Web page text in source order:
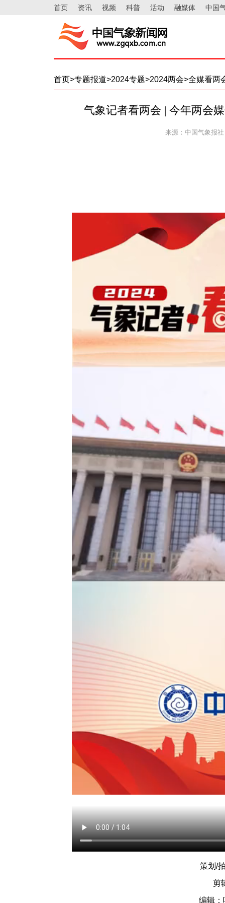
首页 资讯 视频 科普 活动 融媒体 中国
首页>专题报道>2024专题>2024两会>全媒看两
气象记者看两会 | 今年两会
来源：中国气象报社
策划/
剪
编辑